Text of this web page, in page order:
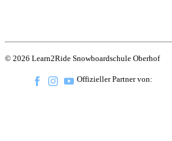
© 2026 Learn2Ride Snowboardschule Oberhof
Offizieller Partner von: